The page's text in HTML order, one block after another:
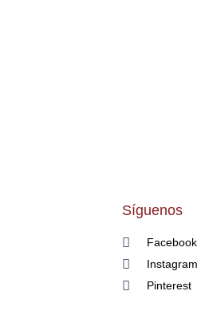
Síguenos
Facebook
Instagram
Pinterest